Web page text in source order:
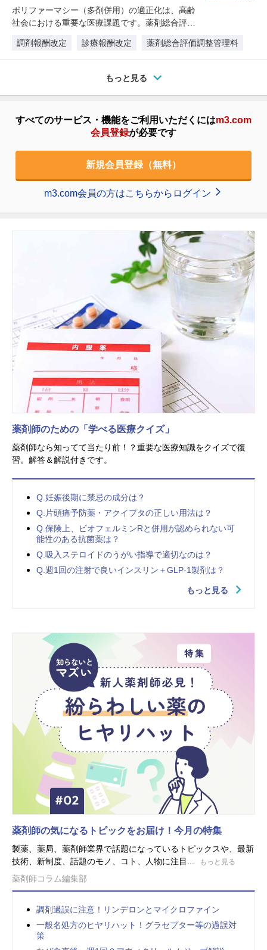
ポリファーマシー（多剤併用）の適正化は、高齢
社会における重要な医療課題です。薬剤総合評価
調剤報酬改定
診療報酬改定 薬剤総合評価調整管理料
もっと見る
すべてのサービス・機能をご利用いただくにはm3.com
会員登録が必要です
新規会員登録（無料）
m3.com会員の方はこちらからログイン
薬剤師のための「学べる医療クイズ」
薬剤師なら知ってて当たり前！？重要な医療知識をクイズで復
習。解答＆解説付きです。
Q.妊娠後期に禁忌の成分は？
Q.片頭痛予防薬・アクイプタの正しい用法は？
Q.保険上、ビオフェルミンRと併用が認められない可
能性のある抗菌薬は？
Q.吸入ステロイドのうがい指導で適切なのは？
Q.週1回の注射で良いインスリン＋GLP-1製剤は？
もっと見る
薬剤師の気になるトピックをお届け！今月の特集
製薬、薬局、薬剤師業界で話題になっているトピックスや、最新
技術、新制度、話題のモノ、コト、人物に注目...
もっと見る
薬剤師コラム編集部
調剤過誤に注意！リンデロンとマイクロファイン
一般名処方のヒヤリハット！グラセプター等の過誤対
策